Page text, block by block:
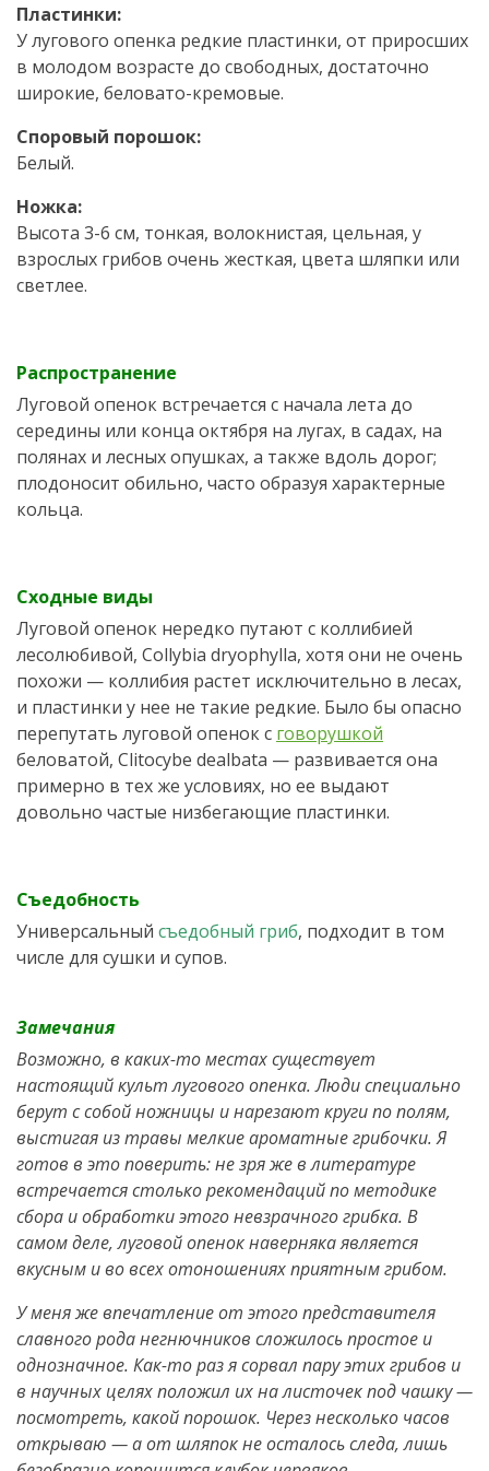
Пластинки:
У лугового опенка редкие пластинки, от приросших
в молодом возрасте до свободных, достаточно
широкие, беловато-кремовые.
Споровый порошок:
Белый.
Ножка:
Высота 3-6 см, тонкая, волокнистая, цельная, у
взрослых грибов очень жесткая, цвета шляпки или
светлее.
Распространение
Луговой опенок встречается с начала лета до
середины или конца октября на лугах, в садах, на
полянах и лесных опушках, а также вдоль дорог;
плодоносит обильно, часто образуя характерные
кольца.
Сходные виды
Луговой опенок нередко путают с коллибией
лесолюбивой, Collybia dryophylla, хотя они не очень
похожи — коллибия растет исключительно в лесах,
и пластинки у нее не такие редкие. Было бы опасно
перепутать луговой опенок с говорушкой
беловатой, Clitocybe dealbata — развивается она
примерно в тех же условиях, но ее выдают
довольно частые низбегающие пластинки.
Съедобность
Универсальный съедобный гриб, подходит в том
числе для сушки и супов.
Замечания
Возможно, в каких-то местах существует
настоящий культ лугового опенка. Люди специально
берут с собой ножницы и нарезают круги по полям,
выстигая из травы мелкие ароматные грибочки. Я
готов в это поверить: не зря же в литературе
встречается столько рекомендаций по методике
сбора и обработки этого невзрачного грибка. В
самом деле, луговой опенок наверняка является
вкусным и во всех отоношениях приятным грибом.
У меня же впечатление от этого представителя
славного рода негнючников сложилось простое и
однозначное. Как-то раз я сорвал пару этих грибов и
в научных целях положил их на листочек под чашку —
посмотреть, какой порошок. Через несколько часов
открываю — а от шляпок не осталось следа, лишь